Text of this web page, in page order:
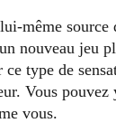
même
nouveau
type de
Vous
vous.